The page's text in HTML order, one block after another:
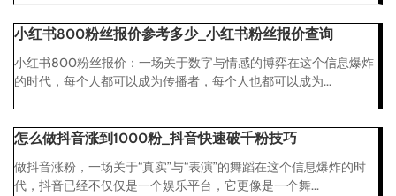
小红书800粉丝报价参考多少_小红书粉丝报价查询
小红书800粉丝报价：一场关于数字与情感的博弈在这个信息爆炸
的时代，每个人都可以成为传播者，每个人也都可以成为...
怎么做抖音涨到1000粉_抖音快速破千粉技巧
做抖音涨粉，一场关于“真实”与“表演”的舞蹈在这个信息爆炸的时
代，抖音已经不仅仅是一个娱乐平台，它更像是一个舞...